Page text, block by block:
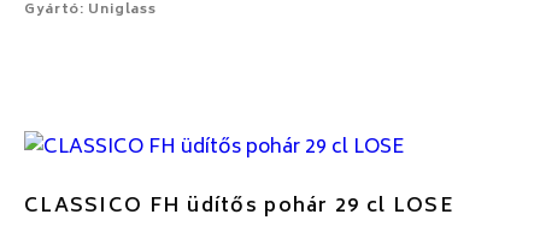
Gyártó: Uniglass
CLASSICO FH üdítős pohár 29 cl LOSE